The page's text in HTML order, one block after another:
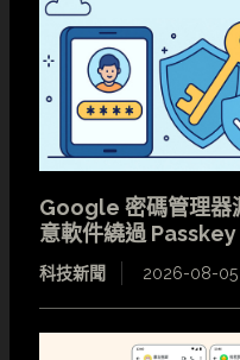
Google 密碼管理
意軟件繞過 Passkey
科技新聞 2026-08-05